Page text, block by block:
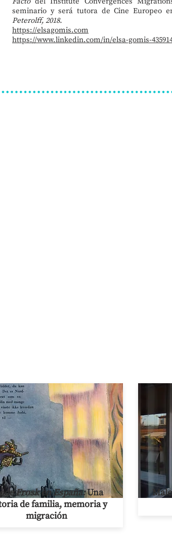
seminario y será tutora de Cine Europeo
Peterolff, 2018.
https://elsagomis.com
https://www.linkedin.com/in/elsa-gomis-
Frosk en España:Una
de familia, memoria y
migración